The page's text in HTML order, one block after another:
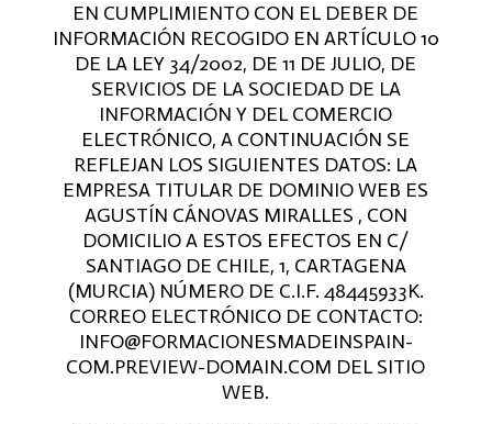
EN CUMPLIMIENTO CON EL DEBER DE
INFORMACIÓN RECOGIDO EN ARTÍCULO 10
DE LA LEY 34/2002, DE 11 DE JULIO, DE
SERVICIOS DE LA SOCIEDAD DE LA
INFORMACIÓN Y DEL COMERCIO
ELECTRÓNICO, A CONTINUACIÓN SE
REFLEJAN LOS SIGUIENTES DATOS: LA
EMPRESA TITULAR DE DOMINIO WEB ES
AGUSTÍN CÁNOVAS MIRALLES , CON
DOMICILIO A ESTOS EFECTOS EN C/
SANTIAGO DE CHILE, 1, CARTAGENA
(MURCIA) NÚMERO DE C.I.F. 48445933K.
CORREO ELECTRÓNICO DE CONTACTO:
INFO@FORMACIONESMADEINSPAIN-
COM.PREVIEW-DOMAIN.COM DEL SITIO
WEB.